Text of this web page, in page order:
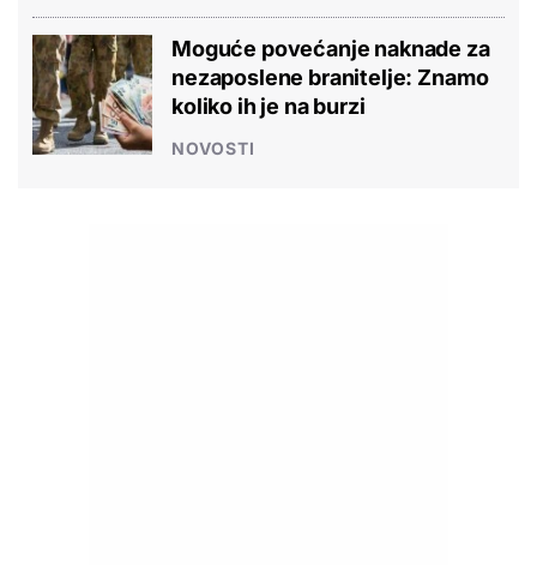
Moguće povećanje naknade za
nezaposlene branitelje: Znamo
koliko ih je na burzi
NOVOSTI